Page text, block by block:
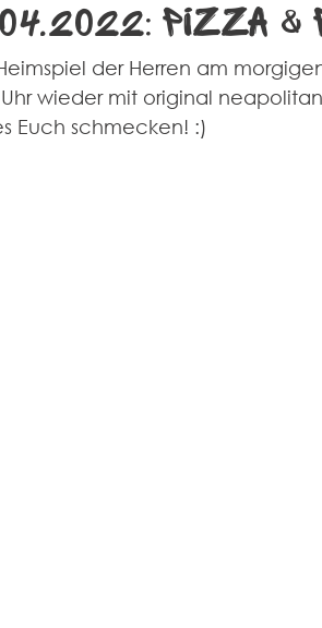
Pizza &
der Herren am
wieder mit original
Euch schmecken! :)